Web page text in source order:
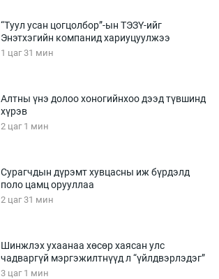
“Туул усан цогцолбор”-ын ТЭЗҮ-ийг
Энэтхэгийн компанид хариуцуулжээ
1 цаг 31 мин
Алтны үнэ долоо хоногийнхоо дээд түвшинд
хүрэв
2 цаг 1 мин
Сурагчдын дүрэмт хувцасны иж бүрдэлд
поло цамц орууллаа
2 цаг 31 мин
Шинжлэх ухаанаа хөсөр хаясан улс
чадваргүй мэргэжилтнүүд л “үйлдвэрлэдэг”
3 цаг 1 мин